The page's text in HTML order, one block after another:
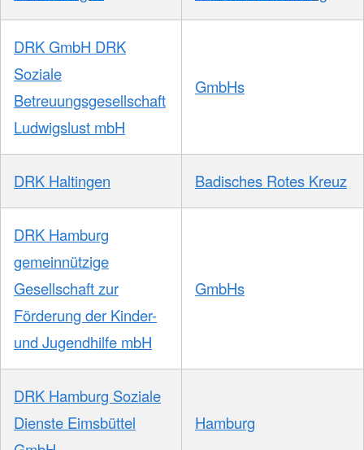
DRK GmbH DRK
Soziale
Betreuungsgesellschaft
Ludwigslust mbH
GmbHs
DRK Haltingen Badisches Rotes Kreuz
DRK Hamburg
gemeinnützige
Gesellschaft zur
Förderung der Kinder-
und Jugendhilfe mbH
GmbHs
DRK Hamburg Soziale
Dienste Eimsbüttel
Hamburg